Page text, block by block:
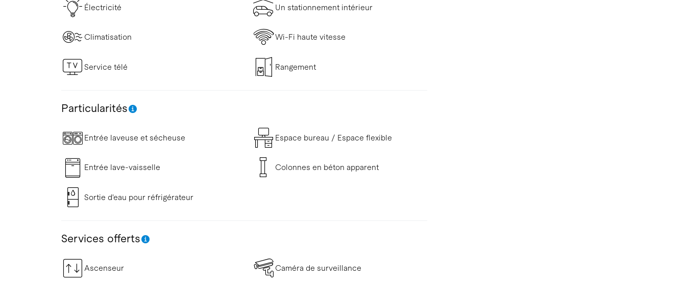
Électricité Un stationnement intérieur
Climatisation Wi-Fi haute vitesse
Service télé Rangement
Particularités
Entrée laveuse et sécheuse Espace bureau / Espace flexible
Entrée lave-vaisselle Colonnes en béton apparent
Sortie d'eau pour réfrigérateur
Services offerts
Ascenseur Caméra de surveillance